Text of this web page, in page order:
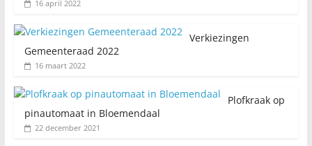
16 april 2022
Verkiezingen
Gemeenteraad 2022
16 maart 2022
Plofkraak op
pinautomaat in Bloemendaal
22 december 2021